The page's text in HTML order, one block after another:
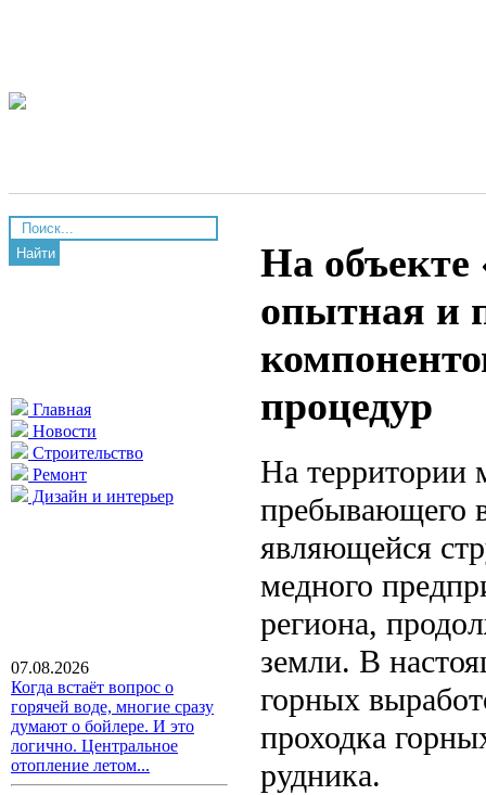
Найти
Главная
Новости
Строительство
Ремонт
Дизайн и интерьер
07.08.2026
Когда встаёт вопрос о
горячей воде, многие сразу
думают о бойлере. И это
логично. Центральное
отопление летом...
На объекте
опытная и
процедур
На территории
пребывающего
являющейся
медного
региона,
земли. В
горных
проходка
рудника.